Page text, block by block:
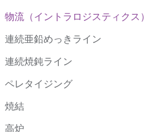
物流（イントラロジスティクス）
連続亜鉛めっきライン
連続焼鈍ライン
ペレタイジング
焼結
高炉